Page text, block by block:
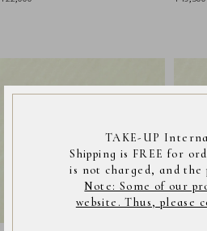
TAKE-UP
Shipping is FREE for
is not charged, and the
Note: Some of our
website. Thus, please